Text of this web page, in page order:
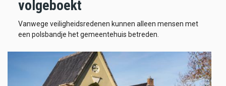
volgeboekt
Vanwege veiligheidsredenen kunnen alleen mensen met
een polsbandje het gemeentehuis betreden.